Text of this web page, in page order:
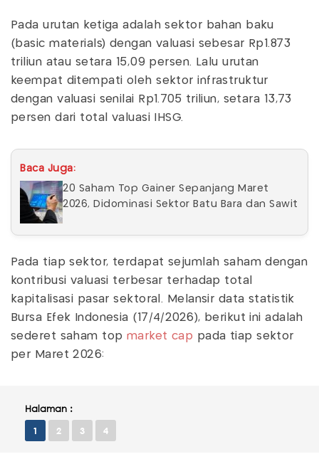
Pada urutan ketiga adalah sektor bahan baku
(basic materials) dengan valuasi sebesar Rp1.873
triliun atau setara 15,09 persen. Lalu urutan
keempat ditempati oleh sektor infrastruktur
dengan valuasi senilai Rp1.705 triliun, setara 13,73
persen dari total valuasi IHSG.
Baca Juga:
20 Saham Top Gainer Sepanjang Maret
2026, Didominasi Sektor Batu Bara dan Sawit
Pada tiap sektor, terdapat sejumlah saham dengan
kontribusi valuasi terbesar terhadap total
kapitalisasi pasar sektoral. Melansir data statistik
Bursa Efek Indonesia (17/4/2026), berikut ini adalah
sederet saham top market cap pada tiap sektor
per Maret 2026:
Halaman :
1 2 3 4